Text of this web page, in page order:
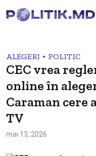
ALEGERI • POLITIC
CEC vrea
online în
Caraman cere
TV
mai 13, 2026